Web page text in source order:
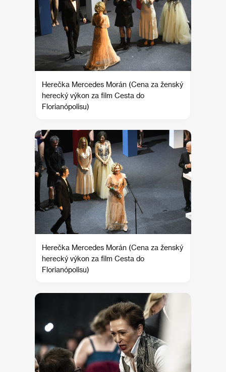
Herečka Mercedes Morán (Cena za ženský
herecký výkon za film Cesta do
Florianópolisu)
Herečka Mercedes Morán (Cena za ženský
herecký výkon za film Cesta do
Florianópolisu)